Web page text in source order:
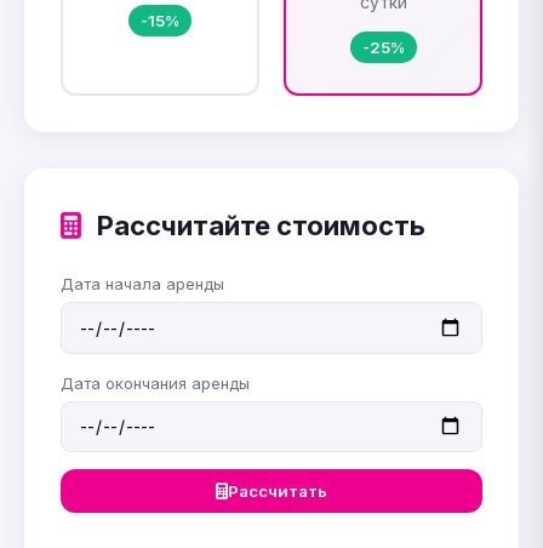
-15%
-25%
Рассчитайте стоимость
Дата начала аренды
Дата окончания аренды
Рассчитать